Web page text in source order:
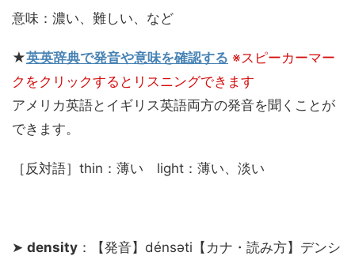
意味：濃い、難しい、など
★英英辞典で発音や意味を確認する ※スピーカーマー
クをクリックするとリスニングできます
アメリカ英語とイギリス英語両方の発音を聞くことが
できます。
［反対語］thin：薄い light：薄い、淡い
➤ density ：【発音】dénsəti【カナ・読み方】デンシ